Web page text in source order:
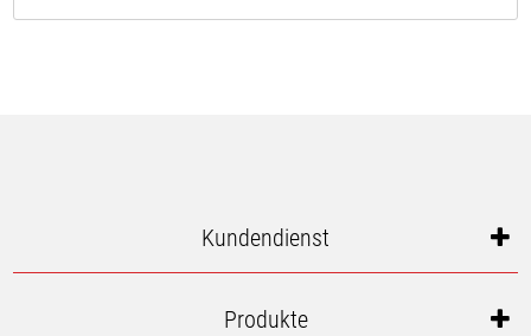
Kundendienst
Produkte